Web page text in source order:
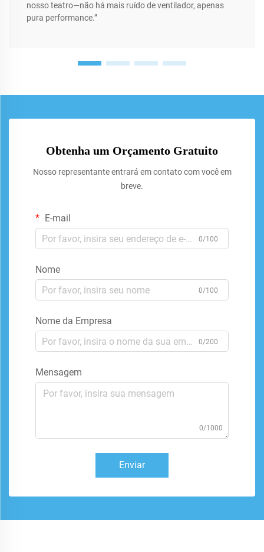
nosso teatro—não há mais ruído de ventilador, apenas
pura performance.”
Obtenha um Orçamento Gratuito
Nosso representante entrará em contato com você em
breve.
E-mail
0/100
Nome
0/100
Nome da Empresa
0/200
Mensagem
0/1000
Enviar